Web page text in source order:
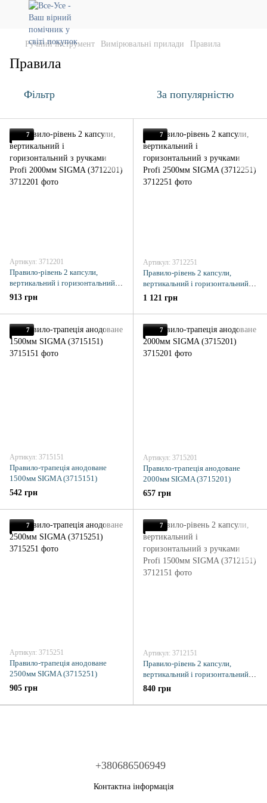
Ручний інструмент Вимірювальні прилади Правила
Правила
Фільтр За популярністю
7
Артикул: 3712201
Правило-рівень 2 капсули,
вертикальний і горизонтальний з
ручками Profi 2000мм SIGMA
(3712201)
913 грн
7
Артикул: 3712251
Правило-рівень 2 капсули,
вертикальний і горизонтальний з
ручками Profi 2500мм SIGMA
(3712251)
1 121 грн
7
Артикул: 3715151
Правило-трапеція анодоване
1500мм SIGMA (3715151)
542 грн
7
Артикул: 3715201
Правило-трапеція анодоване
2000мм SIGMA (3715201)
657 грн
7
Артикул: 3715251
Правило-трапеція анодоване
2500мм SIGMA (3715251)
905 грн
7
Артикул: 3712151
Правило-рівень 2 капсули,
вертикальний і горизонтальний з
ручками Profi 1500мм SIGMA
(3712151)
840 грн
+380686506949
Контактна інформація